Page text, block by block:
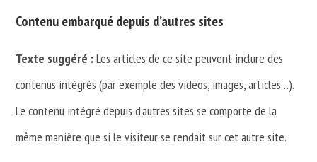
Contenu embarqué depuis d’autres sites
Texte suggéré :Les articles de ce site peuvent inclure des
contenus intégrés (par exemple des vidéos, images, articles…).
Le contenu intégré depuis d’autres sites se comporte de la
même manière que si le visiteur se rendait sur cet autre site.